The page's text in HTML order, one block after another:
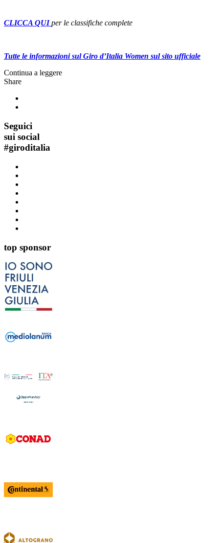
CLICCA QUI per le classifiche complete
Tutte le informazioni sul Giro d’Italia Women sul sito ufficiale
Continua a leggere
Share
Seguici
sui social
#giroditalia
top sponsor